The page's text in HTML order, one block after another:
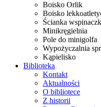
Boisko Orlik
Boisko
Ścianka
Minikręgielnia
Pole do minigolfa
Wypożyczalnia
Kąpielisko
Biblioteka
Kontakt
Aktualności
O bibliotece
Z historii